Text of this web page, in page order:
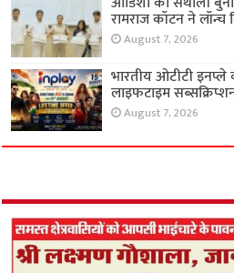
रामराज कॉटन ने लॉन्च
August 7, 2026
भारतीय ओटीटी
लाइफटाइम
August 7, 2026